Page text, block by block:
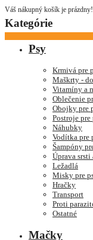
Váš nákupný košík je prázdny!
Kategórie
Psy
Krmivá pre
Maškrty -
Vitamíny a
Oblečenie
Obojky pre
Postroje pre
Náhubky
Vodítka pre
Šampóny
Úprava srsti
Ležadlá
Misky pre
Hračky
Transport
Proti
Ostatné
Mačky